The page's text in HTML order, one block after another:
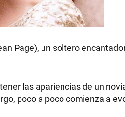
Page), un soltero
las apariencias de un
poco a poco comienza a